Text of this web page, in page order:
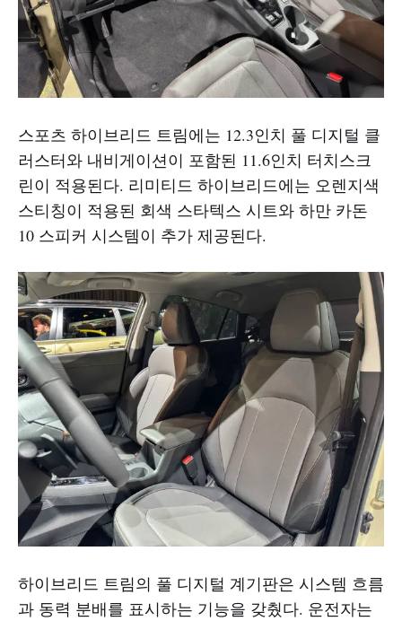
스포츠 하이브리드 트림에는 12.3인치 풀 디지털 클
러스터와 내비게이션이 포함된 11.6인치 터치스크
린이 적용된다. 리미티드 하이브리드에는 오렌지색
스티칭이 적용된 회색 스타텍스 시트와 하만 카돈
10 스피커 시스템이 추가 제공된다.
하이브리드 트림의 풀 디지털 계기판은 시스템 흐름
과 동력 분배를 표시하는 기능을 갖췄다. 운전자는